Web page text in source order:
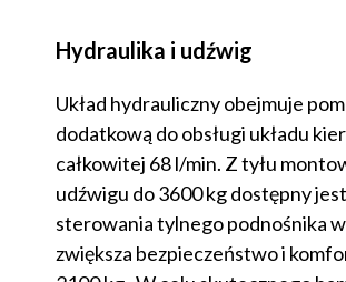
Hydraulika i udźwig
Układ hydrauliczny obejmuje
dodatkową do obsługi układu
całkowitej 68 l/min. Z tyłu
udźwigu do 3600 kg dostępny
sterowania tylnego podnośnika
zwiększa bezpieczeństwo i